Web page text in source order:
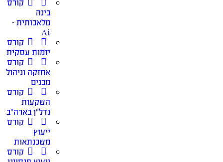
קורס
בינה
מלאכותית –
Ai
קורס
יזמות עסקית
קורס
אחזקה וניהול
מבנים
קורס
השקעות
נדל״ן בארה״ב
קורס
ייעוץ
משכנתאות
קורס